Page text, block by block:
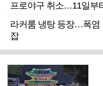
프로야구 취소…11일부
라커룸 냉탕 등장…폭염
잡